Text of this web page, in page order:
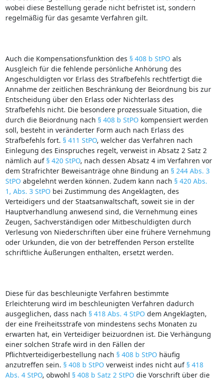
wobei diese Bestellung gerade nicht befristet ist, sondern
regelmäßig für das gesamte Verfahren gilt.
Auch die Kompensationsfunktion des § 408 b StPO als
Ausgleich für die fehlende persönliche Anhörung des
Angeschuldigten vor Erlass des Strafbefehls rechtfertigt die
Annahme der zeitlichen Beschränkung der Beiordnung bis zur
Entscheidung über den Erlass oder Nichterlass des
Strafbefehls nicht. Die besondere prozessuale Situation, die
durch die Beiordnung nach § 408 b StPO kompensiert werden
soll, besteht in veränderter Form auch nach Erlass des
Strafbefehls fort. § 411 StPO, welcher das Verfahren nach
Einlegung des Einspruches regelt, verweist in Absatz 2 Satz 2
nämlich auf § 420 StPO, nach dessen Absatz 4 im Verfahren vor
dem Strafrichter Beweisanträge ohne Bindung an § 244 Abs. 3
StPO abgelehnt werden können. Zudem kann nach § 420 Abs.
1, Abs. 3 StPO bei Zustimmung des Angeklagten, des
Verteidigers und der Staatsanwaltschaft, soweit sie in der
Hauptverhandlung anwesend sind, die Vernehmung eines
Zeugen, Sachverständigen oder Mitbeschuldigten durch
Verlesung von Niederschriften über eine frühere Vernehmung
oder Urkunden, die von der betreffenden Person erstellte
schriftliche Äußerungen enthalten, ersetzt werden.
Diese für das beschleunigte Verfahren bestimmte
Erleichterung wird im beschleunigten Verfahren dadurch
ausgeglichen, dass nach § 418 Abs. 4 StPO dem Angeklagten,
der eine Freiheitsstrafe von mindestens sechs Monaten zu
erwarten hat, ein Verteidiger beizuordnen ist. Die Verhängung
einer solchen Strafe wird in den Fällen der
Pflichtverteidigerbestellung nach § 408 b StPO häufig
anzutreffen sein. § 408 b StPO verweist indes nicht auf § 418
Abs. 4 StPO, obwohl § 408 b Satz 2 StPO die Vorschrift über die